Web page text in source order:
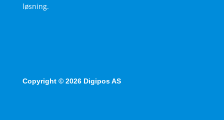
løsning.
Copyright © 2026 Digipos AS